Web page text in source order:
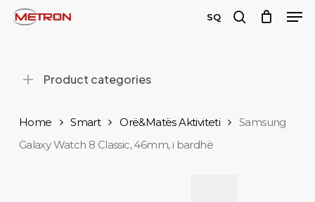
Skip
content
SQ
Product categories
Home Smart Orë&Matës Aktiviteti
Samsung
Galaxy Watch 8 Classic, 46mm, i bardhë